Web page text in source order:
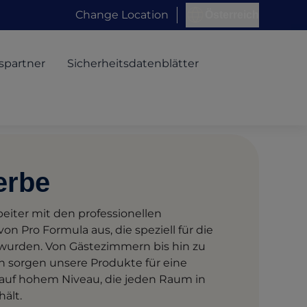
Change Location
Sicherheitsdatenblätter
mit den professionellen
Pro Formula aus, die speziell für die
Von Gästezimmern bis hin zu
sorgen unsere Produkte für eine
hohem Niveau, die jeden Raum in